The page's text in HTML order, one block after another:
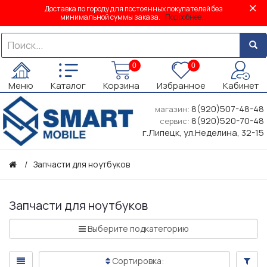
Доставка по городу для постоянных покупателей без
минимальной суммы заказа. Подробнее...
Меню Каталог
0
Корзина
0
Избранное Кабинет
магазин: 8(920)507-48-48
сервис: 8(920)520-70-48
г.Липецк, ул.Неделина, 32-15
Запчасти для ноутбуков
Запчасти для ноутбуков
Выберите подкатегорию
Сортировка: